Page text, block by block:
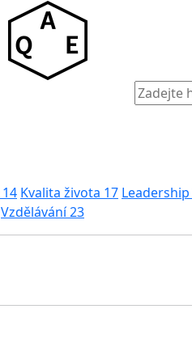
14 Kvalita života 17 Leadership
Vzdělávání23